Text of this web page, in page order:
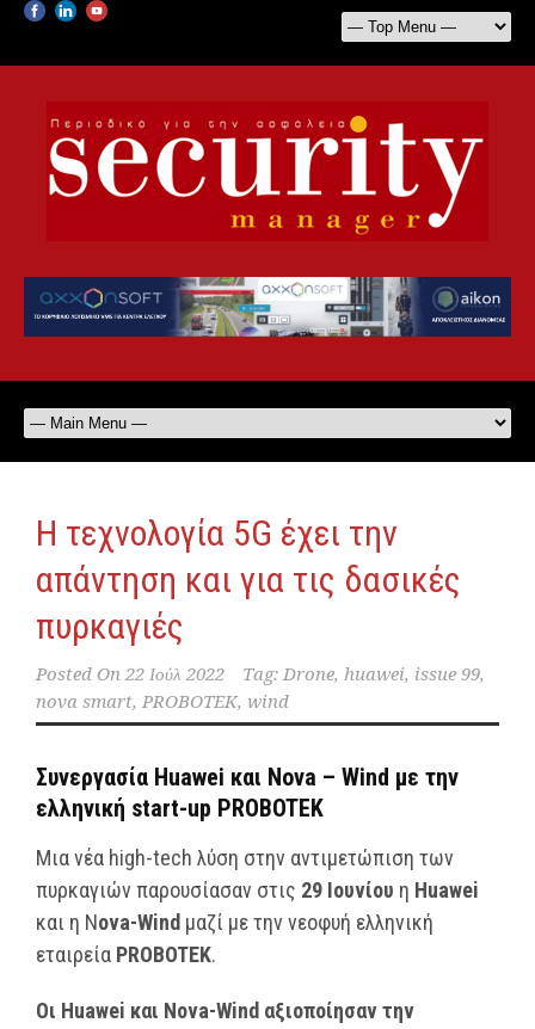
H τεχνολογία 5G έχει την
απάντηση και για τις δασικές
πυρκαγιές
Posted On 22 Ιούλ 2022 Tag: Drone, huawei, issue 99,
nova smart, PROBOTEK, wind
Συνεργασία Huawei και Nova – Wind με την
ελληνική start-up PROBOTEK
Μια νέα high-tech λύση στην αντιμετώπιση των
πυρκαγιών παρουσίασαν στις 29 Ιουνίου η Huawei
και η Nova-Wind μαζί με την νεοφυή ελληνική
εταιρεία PROBOTEK.
Οι Huawei και Nova-Wind αξιοποίησαν την